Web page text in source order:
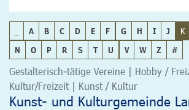
A B C D E F G H I J K
N
O P R S T U V W Z #
Gestalterisch-tätige Vereine | Hobby /
Kultur/Freizeit | Kunst / Kultur
Kunst- und Kulturgemeinde